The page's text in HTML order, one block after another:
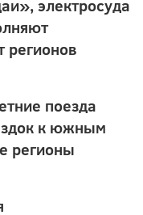
электросуда
регионов
поезда
к южным
регионы